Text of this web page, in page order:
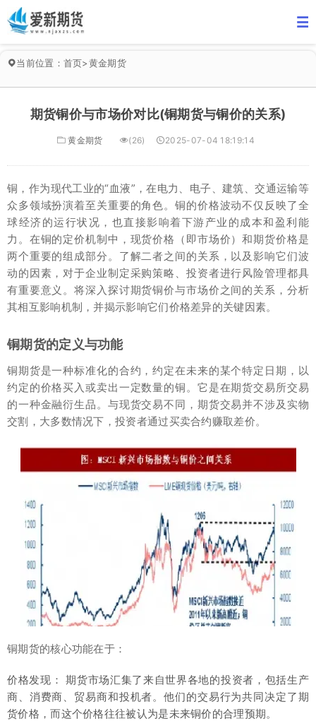
当前位置： 首页>黄金期货
期货铜价与市场价对比(铜期货与铜价的关系)
黄金期货 (26) 2025-07-04 18:19:14
铜，作为现代工业的“血液”，在电力、电子、建筑、交通运输等
众多领域扮演着至关重要的角色。铜的价格波动不仅反映了全
球经济的运行状况，也直接影响着下游产业的成本和盈利能
力。在铜的定价机制中，现货价格（即市场价）和期货价格是
两个重要的组成部分。了解二者之间的关系，以及影响它们波
动的因素，对于企业制定采购策略、投资者进行风险管理都具
有重要意义。将深入探讨期货铜价与市场价之间的关系，分析
其相互影响机制，并揭示影响它们价格差异的关键因素。
铜期货的定义与功能
铜期货是一种标准化的合约，约定在未来的某个特定日期，以
约定的价格买入或卖出一定数量的铜。它是在期货交易所交易
的一种金融衍生品。与现货交易不同，期货交易并不涉及实物
交割，大多数情况下，投资者通过买卖合约赚取差价。
铜期货的核心功能在于：
价格发现： 期货市场汇集了来自世界各地的投资者，包括生产
商、消费商、贸易商和投机者。他们的交易行为共同决定了期
货价格，而这个价格往往被认为是未来铜价的合理预期。